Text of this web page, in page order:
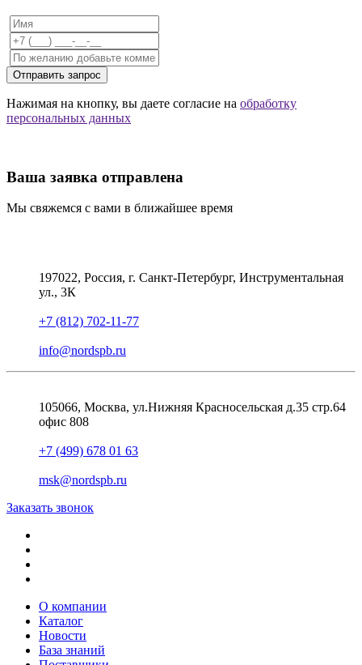
Отправить запрос
Нажимая на кнопку, вы даете согласие на обработку
персональных данных
Ваша заявка отправлена
Мы свяжемся с вами в ближайшее время
197022, Россия, г. Санкт-Петербург, Инструментальная
ул., 3К
+7 (812) 702-11-77
info@nordspb.ru
105066, Москва, ул.Нижняя Красносельская д.35 стр.64
офис 808
+7 (499) 678 01 63
msk@nordspb.ru
Заказать звонок
О компании
Каталог
Новости
База знаний